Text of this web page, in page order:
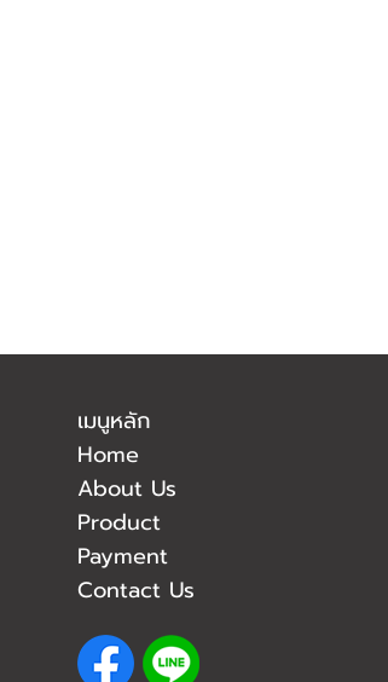
เมนูหลัก
Home
About Us
Product
Payment
Contact Us